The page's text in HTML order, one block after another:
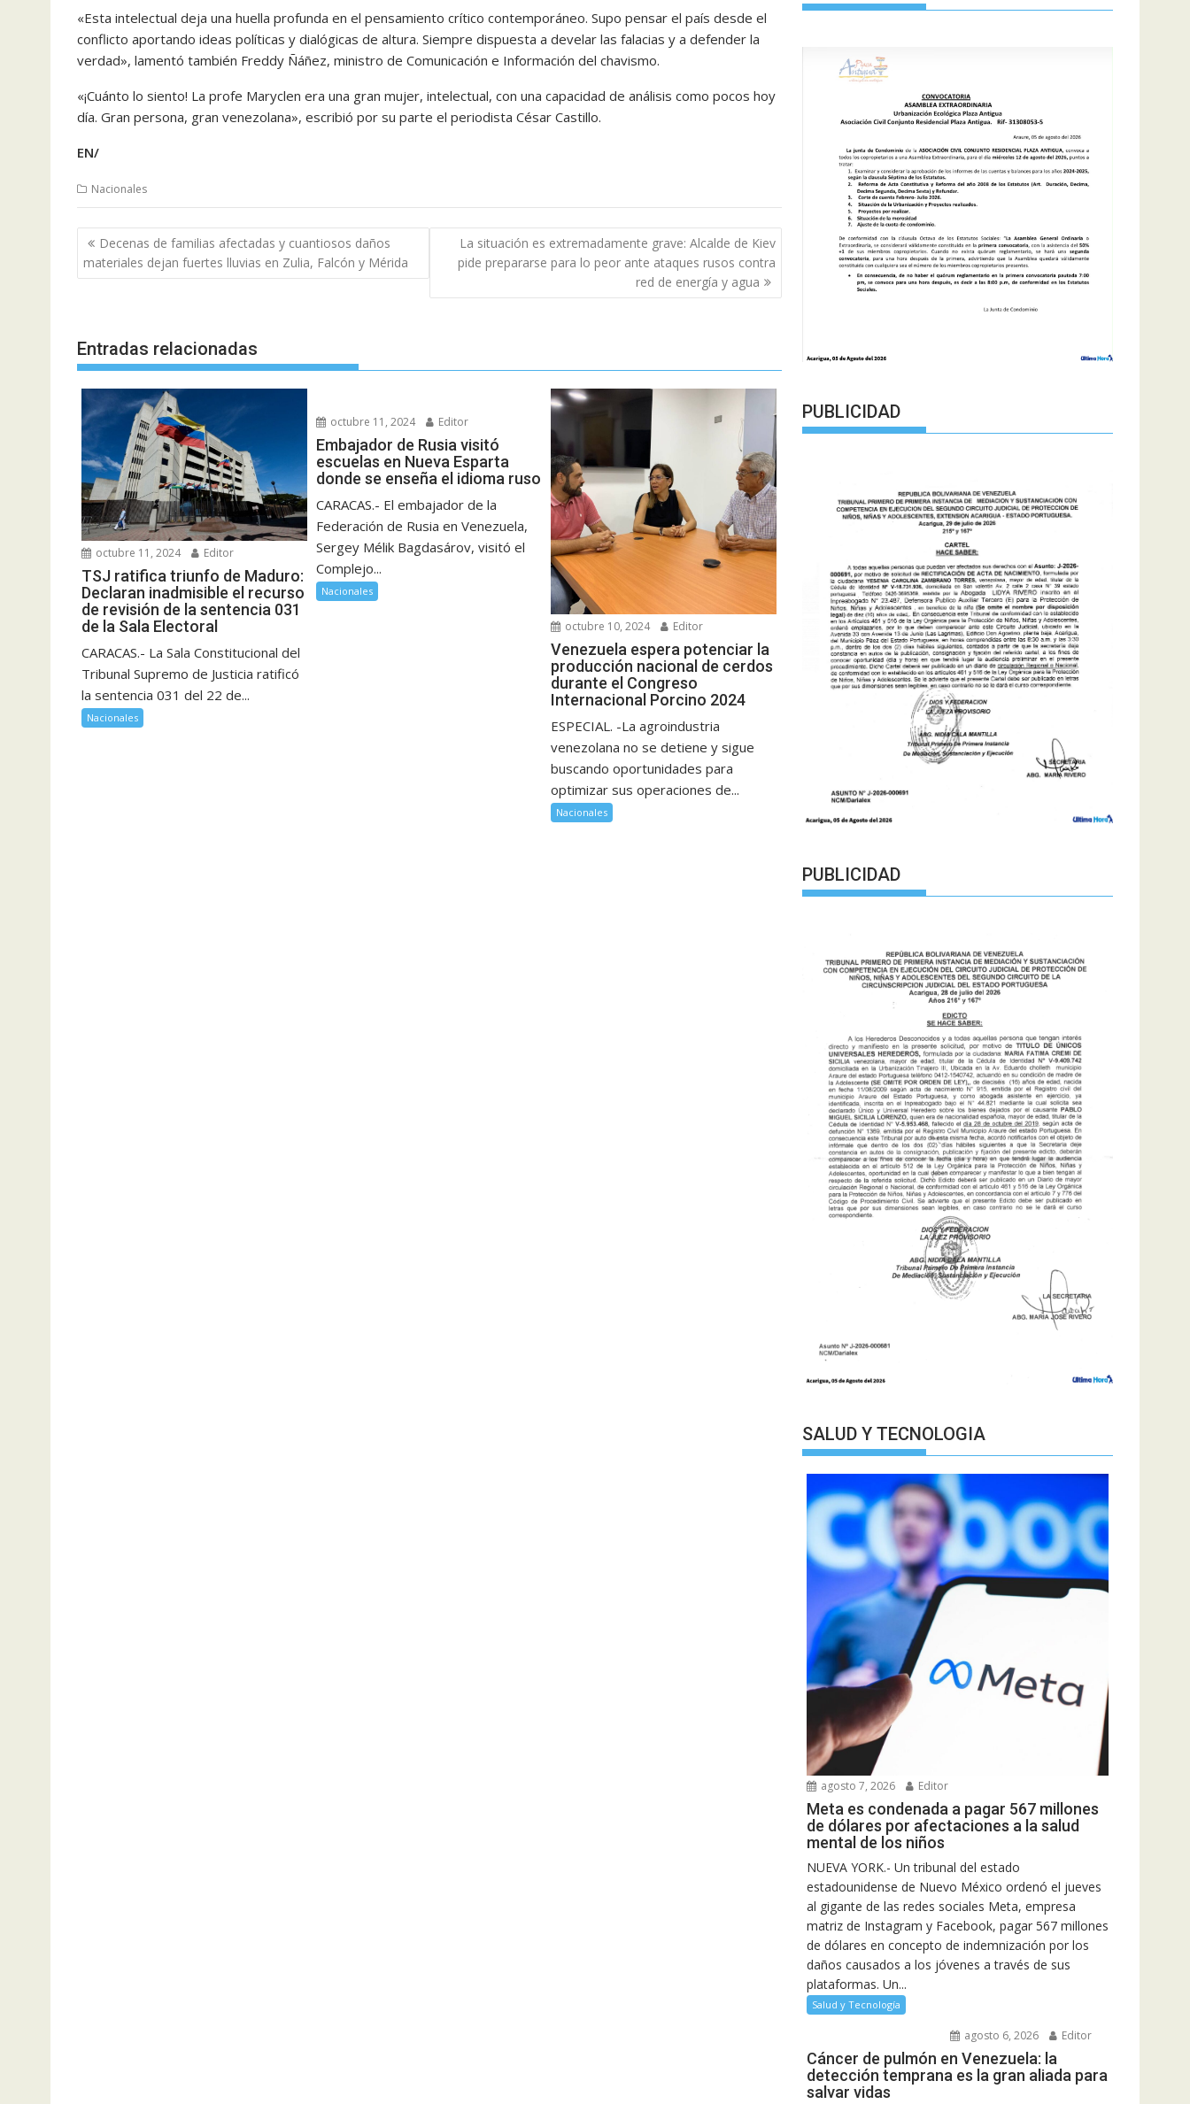
«Esta intelectual deja una huella profunda en el pensamiento crítico contemporáneo. Supo pensar el país desde el
conflicto aportando ideas políticas y dialógicas de altura. Siempre dispuesta a develar las falacias y a defender la
verdad», lamentó también Freddy Ñáñez, ministro de Comunicación e Información del chavismo.
«¡Cuánto lo siento! La profe Maryclen era una gran mujer, intelectual, con una capacidad de análisis como pocos hoy
día. Gran persona, gran venezolana», escribió por su parte el periodista César Castillo.
EN/
Nacionales
Navegación
de
entradas
Decenas de familias afectadas y cuantiosos daños
materiales dejan fuertes lluvias en Zulia, Falcón y Mérida
La situación es extremadamente grave: Alcalde de Kiev
pide prepararse para lo peor ante ataques rusos contra
red de energía y agua
Entradas relacionadas
octubre 11, 2024 Editor
TSJ ratifica triunfo de Maduro:
Declaran inadmisible el recurso
de revisión de la sentencia 031
de la Sala Electoral
CARACAS.- La Sala Constitucional del
Tribunal Supremo de Justicia ratificó
la sentencia 031 del 22 de...
Nacionales
octubre 11, 2024 Editor
Embajador de Rusia visitó
escuelas en Nueva Esparta
donde se enseña el idioma ruso
CARACAS.- El embajador de la
Federación de Rusia en Venezuela,
Sergey Mélik Bagdasárov, visitó el
Complejo...
Nacionales
octubre 10, 2024 Editor
Venezuela espera potenciar la
producción nacional de cerdos
durante el Congreso
Internacional Porcino 2024
ESPECIAL. -La agroindustria
venezolana no se detiene y sigue
buscando oportunidades para
optimizar sus operaciones de...
Nacionales
PUBLICIDAD
PUBLICIDAD
SALUD Y TECNOLOGIA
agosto 7, 2026 Editor
Meta es condenada a pagar 567 millones
de dólares por afectaciones a la salud
mental de los niños
NUEVA YORK.- Un tribunal del estado
estadounidense de Nuevo México ordenó el jueves
al gigante de las redes sociales Meta, empresa
matriz de Instagram y Facebook, pagar 567 millones
de dólares en concepto de indemnización por los
daños causados a los jóvenes a través de sus
plataformas. Un...
Salud y Tecnología
agosto 6, 2026 Editor
Cáncer de pulmón en Venezuela: la
detección temprana es la gran aliada para
salvar vidas